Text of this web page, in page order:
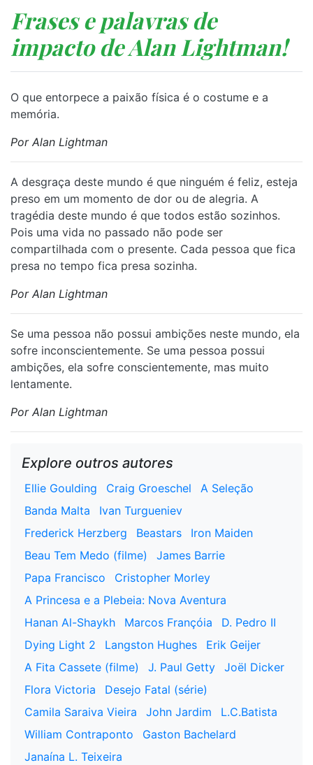
Frases e palavras de
impacto de Alan Lightman!
O que entorpece a paixão física é o costume e a
memória.
Por Alan Lightman
A desgraça deste mundo é que ninguém é feliz, esteja
preso em um momento de dor ou de alegria. A
tragédia deste mundo é que todos estão sozinhos.
Pois uma vida no passado não pode ser
compartilhada com o presente. Cada pessoa que fica
presa no tempo fica presa sozinha.
Por Alan Lightman
Se uma pessoa não possui ambições neste mundo, ela
sofre inconscientemente. Se uma pessoa possui
ambições, ela sofre conscientemente, mas muito
lentamente.
Por Alan Lightman
Explore outros autores
Ellie Goulding Craig Groeschel
A Seleção
Banda Malta
Ivan Turgueniev
Frederick Herzberg
Beastars
Iron Maiden
Beau Tem Medo (filme)
James Barrie
Papa Francisco
Cristopher Morley
A Princesa e a Plebeia: Nova Aventura
Hanan Al-Shaykh
Marcos Françóia
D. Pedro II
Dying Light 2
Langston Hughes
Erik Geijer
A Fita Cassete (filme)
J. Paul Getty
Joël Dicker
Flora Victoria
Desejo Fatal (série)
Camila Saraiva Vieira
John Jardim
L.C.Batista
William Contraponto
Gaston Bachelard
Janaína L. Teixeira